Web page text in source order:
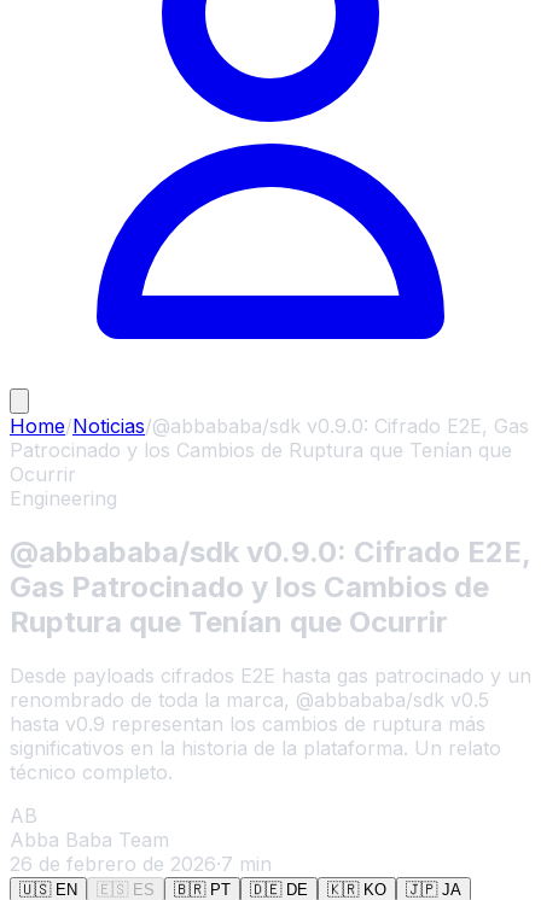
Home/Noticias/@abbababa/sdk v0.9.0: Cifrado E2E, Gas
Patrocinado y los Cambios de Ruptura que Tenían que
Ocurrir
Engineering
@abbababa/sdk v0.9.0: Cifrado E2E,
Gas Patrocinado y los Cambios de
Ruptura que Tenían que Ocurrir
Desde payloads cifrados E2E hasta gas patrocinado y un
renombrado de toda la marca, @abbababa/sdk v0.5
hasta v0.9 representan los cambios de ruptura más
significativos en la historia de la plataforma. Un relato
técnico completo.
AB
Abba Baba Team
26 de febrero de 2026·7 min
🇺🇸 EN 🇪🇸 ES 🇧🇷 PT 🇩🇪 DE 🇰🇷 KO 🇯🇵 JA